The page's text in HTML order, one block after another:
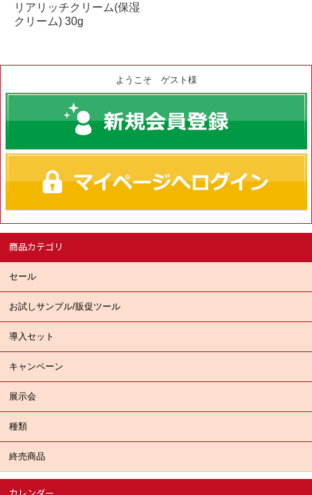
ようこそ ゲスト様
商品カテゴリ
セール
お試しサンプル/販促ツール
導入セット
キャンペーン
展示会
種類
終売商品
リアリッチクリーム(保湿
クリーム) 30g